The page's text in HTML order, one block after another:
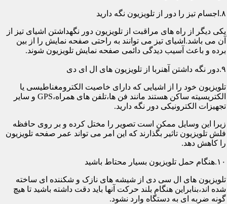
۸.اجسام تیز را دور از تلویزیون نگه دارید
یکی دیگر از راه های مراقبت از تلویزیون دور نگهداشتن اشیای تیز از
آن می باشد.اشیای تیز می توانند به راحتی صفحه نمایش را از بین
برده و باعث آسیب دیدگی دائمی صفحه نمایش تلویزیون شوند.
۹.دور نگه داشتن آهنربا از تلویزیون های ال ای دی
تلویزیون خود را از اشیایی که دارای خاصیت الکترومغناطیسی یا
الکتریسیته ساکن هستند مانند فن ها،تلفن های همراه،GPS و سایر
تجهیزات الکترونیکی دور نگه دارید.
زیرا این وسایل ممکن است تصویر را مختل کرده و بر روی حافظه
فلش تلویزیون تاثیر بگذارند که این امر می تواند عمر صفحه تلویزیون
را کاهش دهد.
۱۰.هنگام حمل تلویزیون بسیار محتاط باشید
تلویزیون های ال سی دی از شیشه های نازک و شکننده ای ساخته
شده اند،بنابراین هنگام بلند حرکت آنها باید دقت داشته باشید تا هیچ
گونه ضربه ای به دستگاه وارد نشود.